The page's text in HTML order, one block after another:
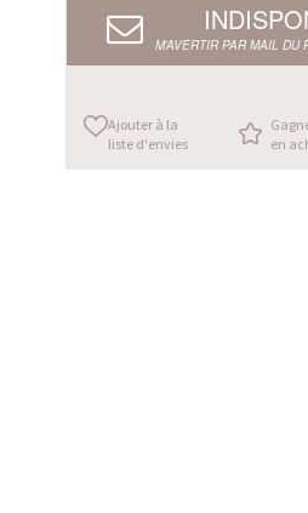
M’AVERTIR PAR MAIL DU
Ajouter à la
liste d'envies
en